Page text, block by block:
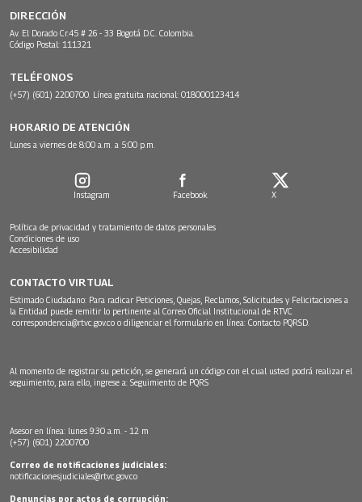
DIRECCIÓN
Av. El Dorado Cr.45 # 26 - 33 Bogotá D.C. Colombia.
Código Postal: 111321
TELÉFONOS
(+57) (601) 2200700. Línea gratuita nacional: 018000123414
HORARIO DE ATENCIÓN
Lunes a viernes de 8:00 a.m. a 5:00 p.m.
Instagram Facebook X
Política de privacidad y tratamiento de datos personales
Condiciones de uso
Accesibilidad
CONTACTO VIRTUAL
Estimado Ciudadano: Para radicar Peticiones, Quejas, Reclamos, Solicitudes y Felicitaciones a
la Entidad puede remitir lo pertinente al Correo Oficial Institucional de RTVC
correspondencia@rtvc.gov.co o diligenciar el formulario en línea: Contacto PQRSD.
Al momento de registrar su petición, se generará un código con el cual usted podrá realizar el
seguimiento, para ello, ingrese a: Seguimiento de PQRS
Asesor en línea: lunes 9:30 a.m. - 12 m
(+57) (601) 2200700
Correo de notificaciones judiciales:
notificacionesjudiciales@rtvc.gov.co
Denuncias por actos de corrupción: